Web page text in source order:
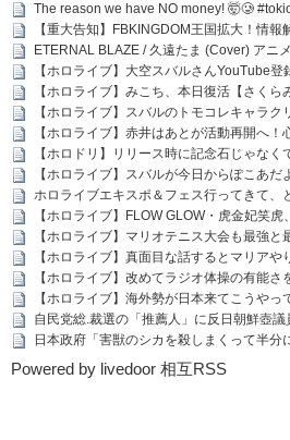
The reason we have NO money! 🤯🥲
【重大告知】FBKINGDOM王国拡大！情
ETERNAL BLAZE / 久遠たま (Cover) アニ
【ホロライブ】大空スバルさんYouTube
【ホロライブ】みこち、本日復活【さくら
【ホロライブ】スバルのトモコレキャラ
【ホロライブ】赤井はあとが活動再開へ
【ホロドリ】リリース時に記念石じゃな
【ホロライブ】スバルが今日からぽこあだ
ホロライブエキスポ＆フェス行ってきて
【ホロライブ】FLOW GLOW・虎金妃笑
【ホロライブ】マリオテニス大会も最強
【ホロライブ】真面目な話するとマリアや
【ホロライブ】改めてラジオ体操の有能さ
【ホロライブ】海外勢が日本来てこうや
自民党総.裁選の「推薦人」に反日朝鮮壺
日本政府「害獣のシカを殺しまくって半
Powered by livedoor 相互RSS